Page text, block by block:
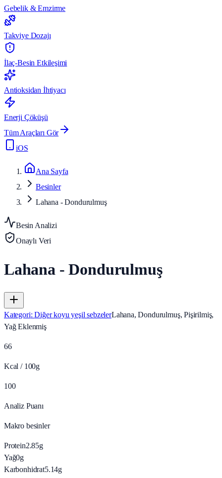
Gebelik & Emzirme
Takviye Dozajı
İlaç-Besin Etkileşimi
Antioksidan İhtiyacı
Enerji Çöküşü
Tüm Araçları Gör
iOS
Ana Sayfa
Besinler
Lahana - Dondurulmuş
Besin Analizi
Onaylı Veri
Lahana - Dondurulmuş
Kategori:Diğer koyu yeşil sebzelerLahana, Dondurulmuş, Pişirilmiş,
Yağ Eklenmiş
66
Kcal / 100g
100
Analiz Puanı
Makro besinler
Protein2.85g
Yağ0g
Karbonhidrat5.14g